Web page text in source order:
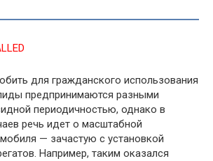
для гражданского использования
предпринимаются разными
периодичностью, однако в
речь идет о масштабной
— зачастую с установкой
Например, таким оказался